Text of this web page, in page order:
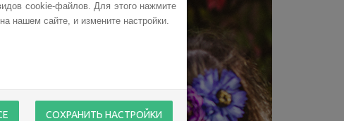
cookie-файлов. Для этого нажмите
нашем сайте, и измените настройки.
СОХРАНИТЬ НАСТРОЙКИ